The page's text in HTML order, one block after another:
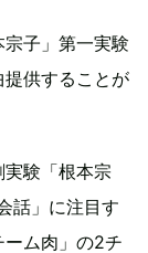
子」第一実験
供することが
験「根本宗
話」に注目す
ム肉」の2チ